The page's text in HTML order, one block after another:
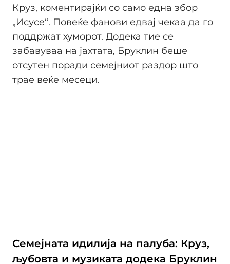
Круз, коментирајќи со само една збор
„Исусe“. Повеќе фанови едвај чекаа да го
поддржат хуморот. Додека тие се
забавуваа на јахтата, Бруклин беше
отсутен поради семејниот раздор што
трае веќе месеци.
Семејната идилија на палуба: Круз,
љубовта и музиката додека Бруклин